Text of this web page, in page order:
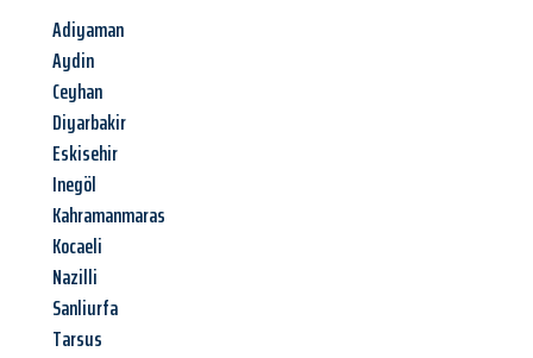
Adiyaman
Aydin
Ceyhan
Diyarbakir
Eskisehir
Inegöl
Kahramanmaras
Kocaeli
Nazilli
Sanliurfa
Tarsus